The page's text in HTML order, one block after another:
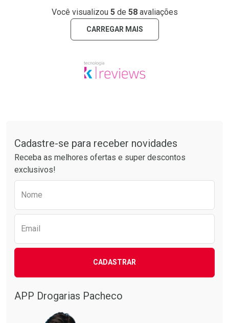
Você visualizou 5de 58avaliações
CARREGAR MAIS
Cadastre-se para receber novidades
Receba as melhores ofertas e super descontos
exclusivos!
Nome
Email
CADASTRAR
APP Drogarias Pacheco